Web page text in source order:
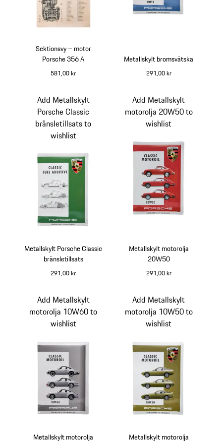
Sektionsvy – motor
Porsche 356 A
581,00 kr
Metallskylt bromsvätska
291,00 kr
Metallskylt Porsche Classic
bränsletillsats
291,00 kr
Add Metallskylt
Porsche Classic
bränsletillsats to
wishlist
Metallskylt motorolja
20W50
291,00 kr
Add Metallskylt
motorolja 20W50 to
wishlist
Metallskylt motorolja
Add Metallskylt
motorolja 10W60 to
wishlist
Metallskylt motorolja
Add Metallskylt
motorolja 10W50 to
wishlist